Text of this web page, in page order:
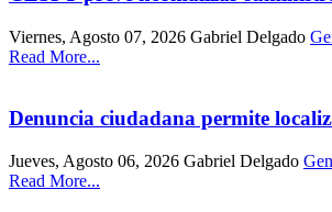
Viernes, Agosto 07, 2026 Gabriel Delgado
Read More...
Denuncia ciudadana permite
Jueves, Agosto 06, 2026 Gabriel Delgado
Read More...